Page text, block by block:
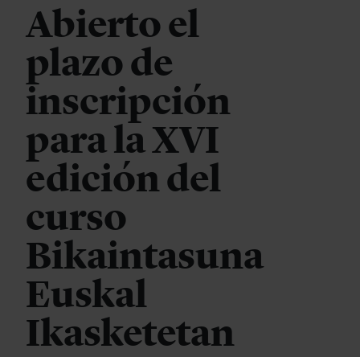
Abierto el
plazo de
inscripción
para la XVI
edición del
curso
Bikaintasuna
Euskal
Ikasketetan